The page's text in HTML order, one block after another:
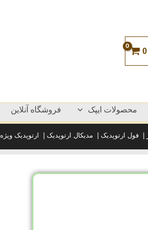
0
محصولات ایپک فروشگاه آنلاین
|فول ارتوپدیک مدیکال ارتوپدیک ارتوپدیک ویژه